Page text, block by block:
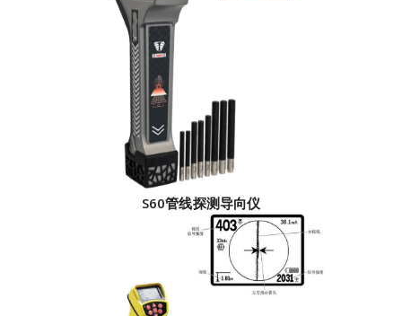
S60管线探测导向仪